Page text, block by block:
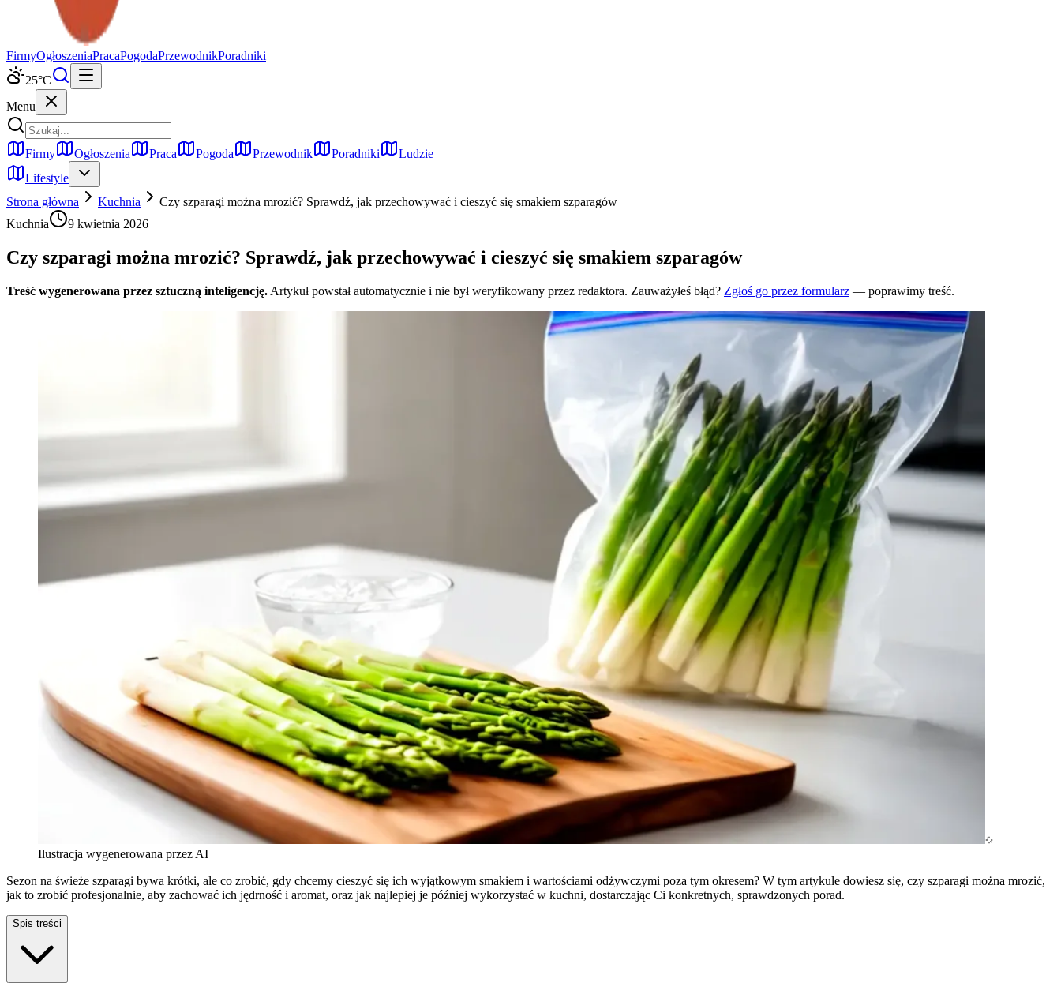
FirmyOgłoszeniaPracaPogodaPrzewodnikPoradniki
25°C
Menu
Firmy Ogłoszenia Praca Pogoda Przewodnik Poradniki
Ludzie
Lifestyle
Strona główna
Kuchnia
Czy szparagi można mrozić? Sprawdź, jak przechowywać i cieszyć się smakiem szparagów
Kuchnia
9 kwietnia 2026
Czy szparagi można mrozić? Sprawdź, jak przechowywać i cieszyć się smakiem szparagów
Treść wygenerowana przez sztuczną inteligencję. Artykuł powstał automatycznie i nie był weryfikowany przez redaktora. Zauważyłeś błąd? Zgłoś go przez formularz — poprawimy treść.
Ilustracja wygenerowana przez AI
Sezon na świeże szparagi bywa krótki, ale co zrobić, gdy chcemy cieszyć się ich wyjątkowym smakiem i wartościami odżywczymi poza tym okresem? W tym artykule dowiesz się, czy szparagi można mrozić,
jak to zrobić profesjonalnie, aby zachować ich jędrność i aromat, oraz jak najlepiej je później wykorzystać w kuchni, dostarczając Ci konkretnych, sprawdzonych porad.
Spis treści